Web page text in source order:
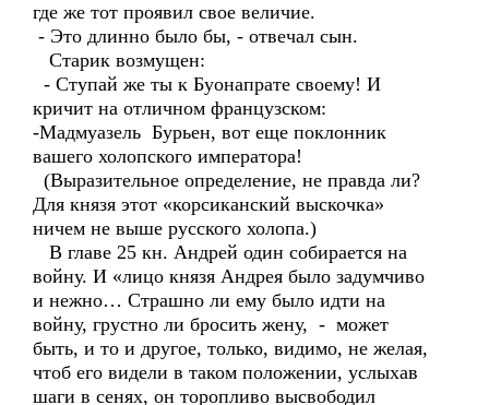
где же тот проявил свое величие.
- Это длинно было бы, - отвечал сын.
Старик возмущен:
- Ступай же ты к Буонапрате своему! И
кричит на отличном французском:
-Мадмуазель Бурьен, вот еще поклонник
вашего холопского императора!
(Выразительное определение, не правда ли?
Для князя этот «корсиканский выскочка»
ничем не выше русского холопа.)
В главе 25 кн. Андрей один собирается на
войну. И «лицо князя Андрея было задумчиво
и нежно… Страшно ли ему было идти на
войну, грустно ли бросить жену, - может
быть, и то и другое, только, видимо, не желая,
чтоб его видели в таком положении, услыхав
шаги в сенях, он торопливо высвободил